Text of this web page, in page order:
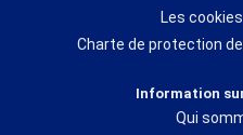
Les cookies
Charte de protection
Information
Qui